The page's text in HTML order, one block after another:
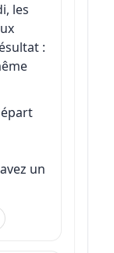
les
:
un